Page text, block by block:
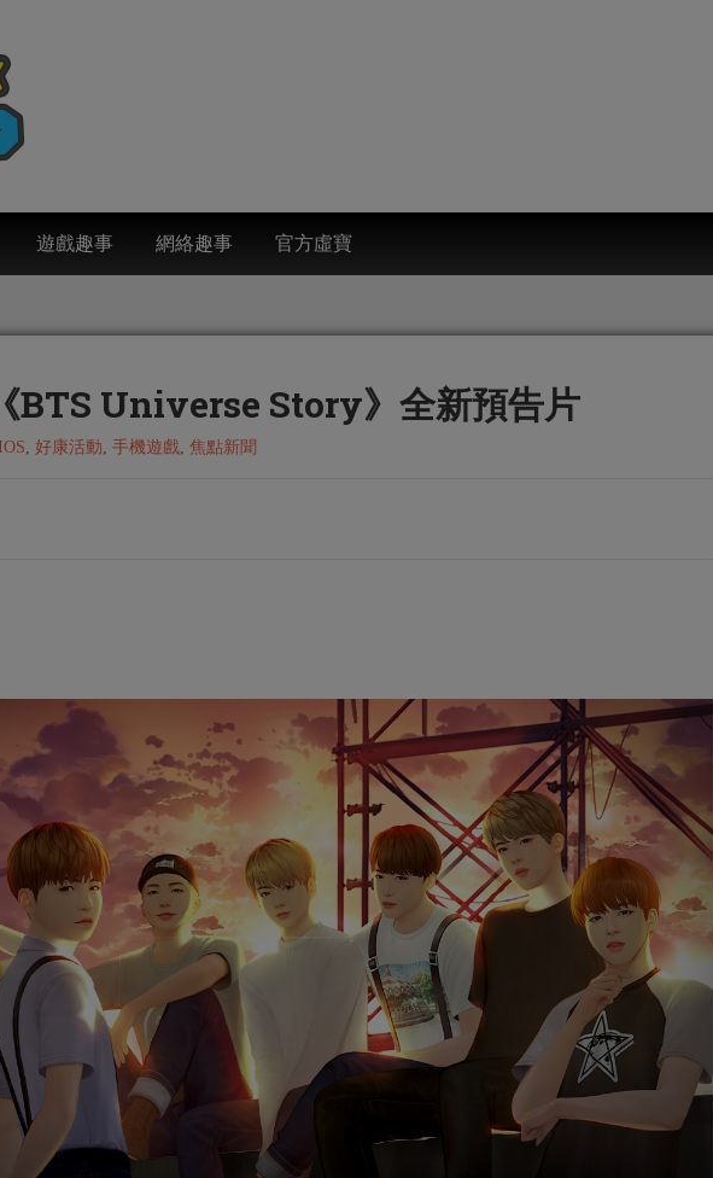
遊戲趣事 網絡趣事 官方虛寶
BTS Universe Story》全新預告片
IOS, 好康活動, 手機遊戲, 焦點新聞